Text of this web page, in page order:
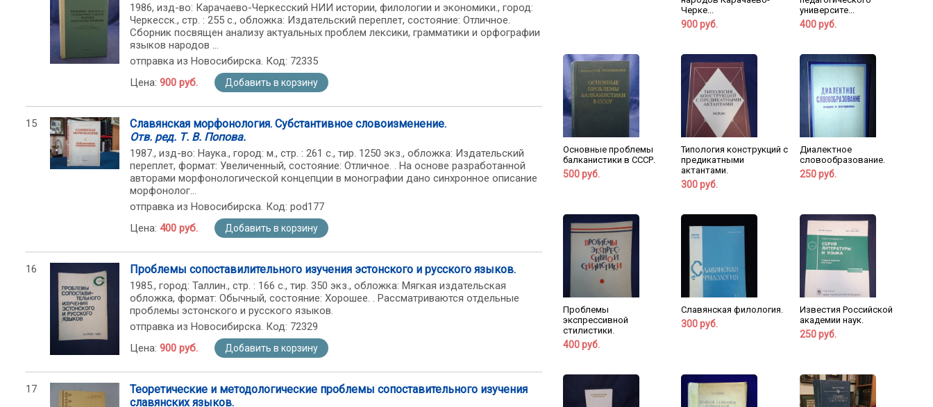
1986, изд-во: Карачаево-Черкесский НИИ истории, филологии и экономики., город:
Черкесск., стр. : 255 с., обложка: Издательский переплет, состояние: Отличное.
Сборник посвящен анализу актуальных проблем лексики, грамматики и орфографии
языков народов ...
отправка из Новосибирска. Код: 72335
Цена: 900 руб. Добавить в корзину
15
Славянская морфонология. Субстантивное словоизменение.
Отв. ред. Т. В. Попова.
1987., изд-во: Наука., город: м., стр. : 261 с., тир. 1250 экз., обложка: Издательский
переплет, формат: Увеличенный, состояние: Отличное. . На основе разработанной
авторами морфонологической концепции в монографии дано синхронное описание
морфонолог...
отправка из Новосибирска. Код: pod177
Цена: 400 руб. Добавить в корзину
16 Проблемы сопоставилительного изучения эстонского и русского языков.
1985., город: Таллин., стр. : 166 с., тир. 350 экз., обложка: Мягкая издательская
обложка, формат: Обычный, состояние: Хорошее. . Рассматриваются отдельные
проблемы эстонского и русского языков.
отправка из Новосибирска. Код: 72329
Цена: 900 руб. Добавить в корзину
17
Теоретические и методологические проблемы сопоставительного изучения
славянских языков.
Черке...
900 руб.
университе...
400 руб.
Основные проблемы
балканистики в СССР.
500 руб.
Типология конструкций с
предикатными
актантами.
300 руб.
Диалектное
словообразование.
250 руб.
Проблемы
экспрессивной
стилистики.
400 руб.
Славянская филология.
300 руб.
Известия Российской
академии наук.
250 руб.